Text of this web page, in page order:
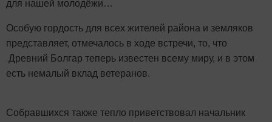
для нашей молодёжи…
Особую гордость для всех жителей района и земляков
представляет, отмечалось в ходе встречи, то, что
Древний Болгар теперь известен всему миру, и в этом
есть немалый вклад ветеранов.
Собравшихся также тепло приветствовал начальник